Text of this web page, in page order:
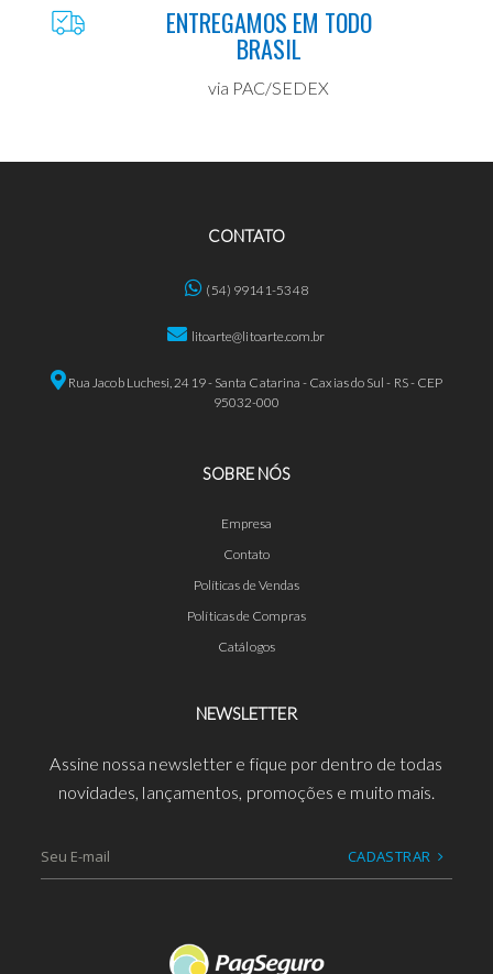
ENTREGAMOS EM TODO
BRASIL
via PAC/SEDEX
CONTATO
(54) 99141-5348
litoarte@litoarte.com.br
Rua Jacob Luchesi, 2419 - Santa Catarina - Caxias do Sul - RS - CEP
95032-000
SOBRE NÓS
Empresa
Contato
Políticas de Vendas
Políticas de Compras
Catálogos
NEWSLETTER
Assine nossa newsletter e fique por dentro de todas
novidades, lançamentos, promoções e muito mais.
CADASTRAR